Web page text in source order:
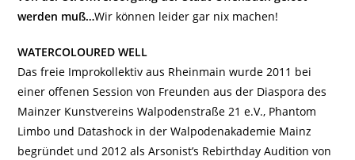
werden muß…Wir können leider gar nix machen!
WATERCOLOURED WELL
Das freie Improkollektiv aus Rheinmain wurde 2011 bei
einer offenen Session von Freunden aus der Diaspora des
Mainzer Kunstvereins Walpodenstraße 21 e.V., Phantom
Limbo und Datashock in der Walpodenakademie Mainz
begründet und 2012 als Arsonist’s Rebirthday Audition von